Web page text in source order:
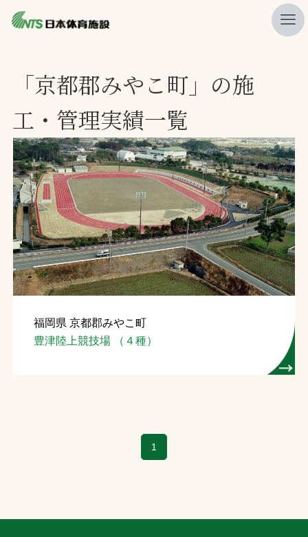
ニュース
プレスリリース
レポート
製品・サービス一覧
施工・管理実績一覧
会社概要
採用情報
検索
お問合せ
「京都郡みやこ町」の施
工・管理実績一覧
福岡県 京都郡みやこ町
豊津陸上競技場 （４種）
1